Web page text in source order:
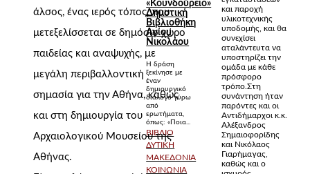
«Κουνδούρειο»
Δημοτική
Βιβλιοθήκη
Αγίου
Νικολάου
Η δράση
ξεκίνησε με
έναν
δημιουργικό
διάλογο γύρω
από
ερωτήματα,
όπως: «Ποια...
ΒΙΒΛΊΟ
ΔΥΤΙΚΉ
ΜΑΚΕΔΟΝΊΑ
ΚΟΙΝΩΝΊΑ
και παροχή
υλικοτεχνικής
υποδομής, και θα
συνεχίσει
αταλάντευτα να
υποστηρίζει την
ομάδα με κάθε
πρόσφορο
τρόπο.Στη
συνάντηση ήταν
παρόντες και οι
Αντιδήμαρχοι κ.κ.
Αλέξανδρος
Σημαιοφορίδης
και Νικόλαος
Γιαρήμαγας,
καθώς και ο
άλσος, ένας ιερός τόπος, που
μετεξελίσσεται σε δημόσιο χώρο
παιδείας και αναψυχής, με
μεγάλη περιβαλλοντική
σημασία για την Αθήνα, καθώς
και στη δημιουργία του
Αρχαιολογικού Μουσείου της
Αθήνας.